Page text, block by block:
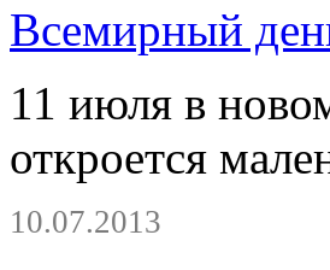
Всемирный
11 июля в
откроется
10.07.2013